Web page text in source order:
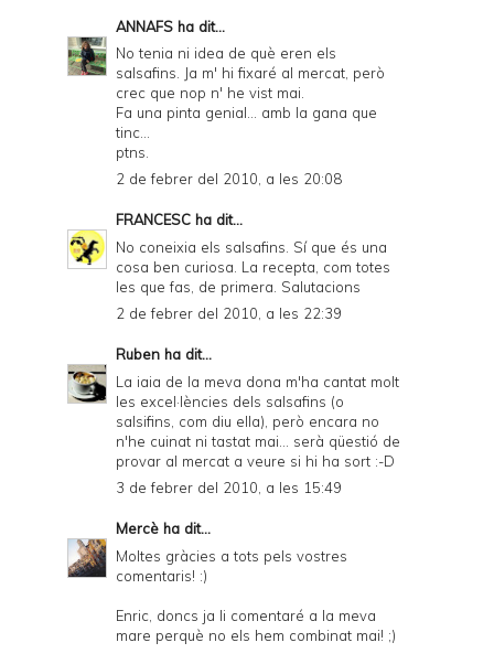
ANNAFS ha dit...
No tenia ni idea de què eren els
salsafins. Ja m' hi fixaré al mercat, però
crec que nop n' he vist mai.
Fa una pinta genial... amb la gana que
tinc...
ptns.
2 de febrer del 2010, a les 20:08
FRANCESC ha dit...
No coneixia els salsafins. Sí que és una
cosa ben curiosa. La recepta, com totes
les que fas, de primera. Salutacions
2 de febrer del 2010, a les 22:39
Ruben ha dit...
La iaia de la meva dona m'ha cantat molt
les excel·lències dels salsafins (o
salsifins, com diu ella), però encara no
n'he cuinat ni tastat mai... serà qüestió de
provar al mercat a veure si hi ha sort :-D
3 de febrer del 2010, a les 15:49
Mercè ha dit...
Moltes gràcies a tots pels vostres
comentaris! :)
Enric, doncs ja li comentaré a la meva
mare perquè no els hem combinat mai! ;)